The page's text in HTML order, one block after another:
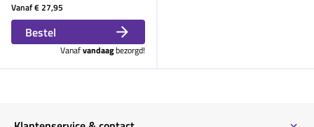
Vanaf€ 27,95
Bestel
Vanafvandaagbezorgd!